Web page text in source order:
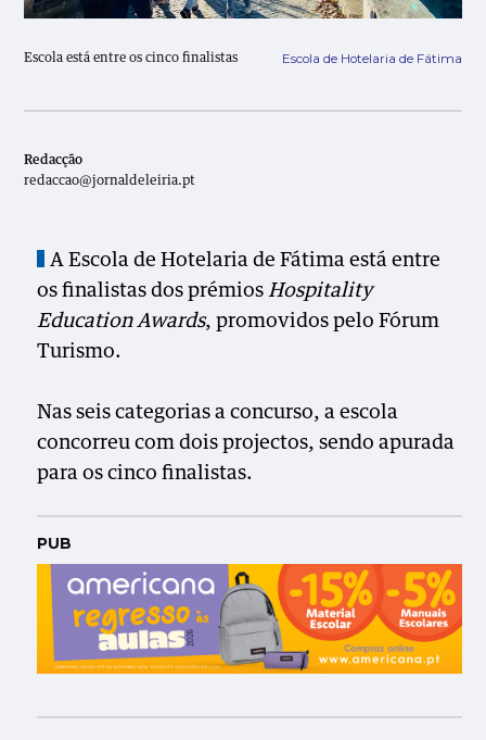
Escola está entre os cinco finalistas Escola de Hotelaria de Fátima
Redacção
redaccao@jornaldeleiria.pt
A Escola de Hotelaria de Fátima está entre
os finalistas dos prémiosHospitality
Education Awards, promovidos pelo Fórum
Turismo.
Nas seis categorias a concurso, a escola
concorreu com dois projectos, sendo apurada
para os cinco finalistas.
PUB